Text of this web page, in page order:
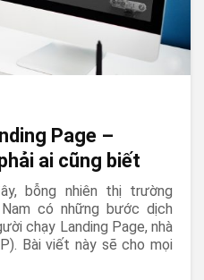
Page –
ai cũng biết
bỗng nhiên thị trường
có những bước dịch
chạy Landing Page, nhà
Bài viết này sẽ cho mọi